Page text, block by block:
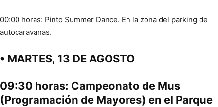
00:00 horas: Pinto Summer Dance. En la zona del parking de
autocaravanas.
• MARTES, 13 DE AGOSTO
09:30 horas: Campeonato de Mus
(Programación de Mayores) en el Parque